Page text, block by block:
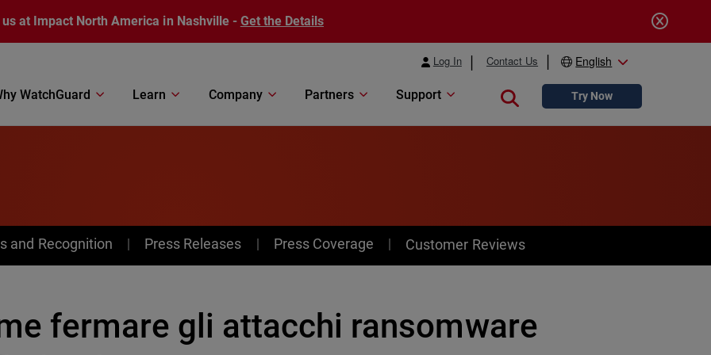
at Impact North America in Nashville - Get the Details
Log In Contact Us English
WatchGuard Learn Company Partners Support Close searchTry Now
and Recognition Press Releases Press Coverage Customer Reviews
fermare gli attacchi ransomware